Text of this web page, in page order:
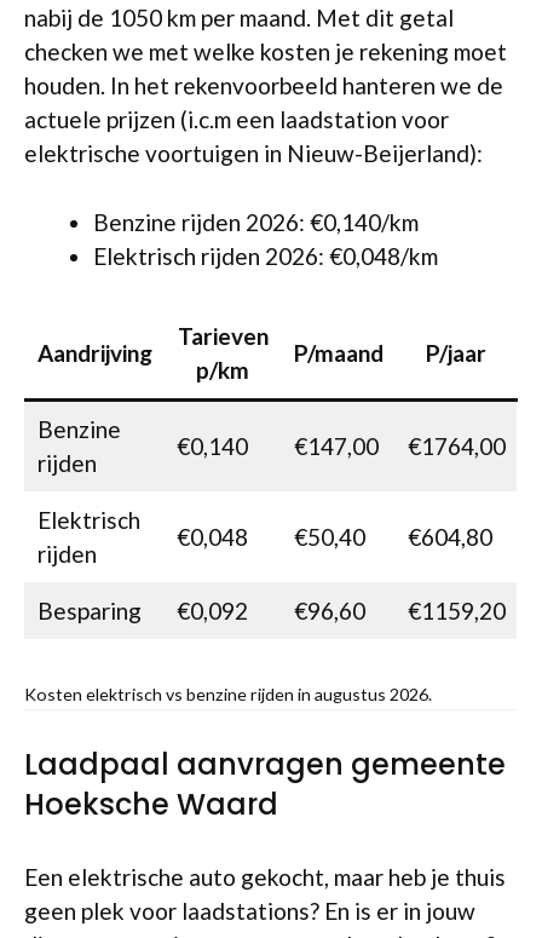
nabij de 1050 km per maand. Met dit getal
checken we met welke kosten je rekening moet
houden. In het rekenvoorbeeld hanteren we de
actuele prijzen (i.c.m een laadstation voor
elektrische voortuigen in Nieuw-Beijerland):
Benzine rijden 2026: €0,140/km
Elektrisch rijden 2026: €0,048/km
Aandrijving
Tarieven
p/km
P/maand P/jaar
Benzine
rijden
€0,140 €147,00 €1764,00
Elektrisch
rijden
€0,048 €50,40 €604,80
Besparing €0,092 €96,60 €1159,20
Kosten elektrisch vs benzine rijden in augustus 2026.
Laadpaal aanvragen gemeente
Hoeksche Waard
Een elektrische auto gekocht, maar heb je thuis
geen plek voor laadstations? En is er in jouw